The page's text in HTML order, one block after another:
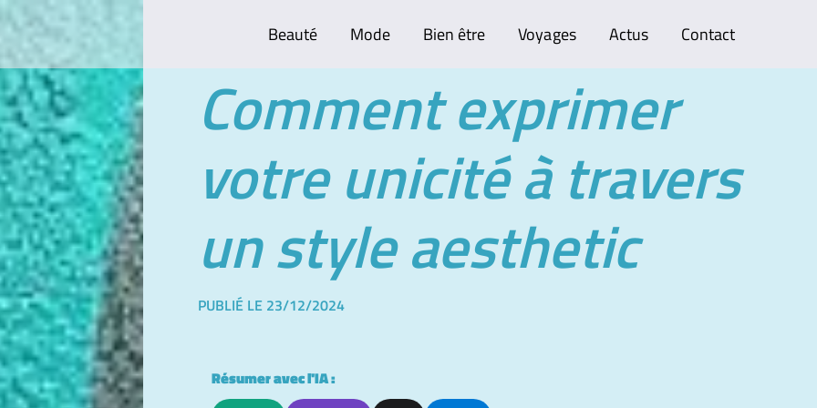
Beauté Mode Bien être Voyages Actus Contact
Comment exprimer
votre unicité à travers
un style aesthetic
PUBLIÉ LE 23/12/2024
Résumer avec l'IA :